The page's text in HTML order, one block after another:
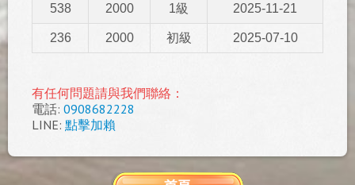
538 2000 1級 2025-11-21
236 2000 初級 2025-07-10
有任何問題請與我們聯絡：
電話: 0908682228
LINE: 點擊加賴